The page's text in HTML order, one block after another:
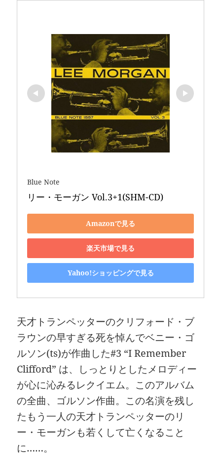
Blue Note
リー・モーガン Vol.3+1(SHM-CD)
Amazonで見る
楽天市場で見る
Yahoo!ショッピングで見る
天才トランペッターのクリフォード・ブ
ラウンの早すぎる死を悼んでベニー・ゴ
ルソン(ts)が作曲した#3 “I Remember
Clifford” は、しっとりとしたメロディー
が心に沁みるレクイエム。このアルバム
の全曲、ゴルソン作曲。この名演を残し
たもう一人の天才トランペッターのリ
ー・モーガンも若くして亡くなること
に……。